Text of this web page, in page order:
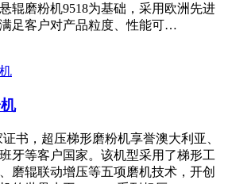
辊磨粉机9518为基础，采用欧洲先进
足客户对产品粒度、性能可…
书，超压梯形磨粉机享誉澳大利亚、
牙等客户国家。该机型采用了梯形工
磨辊联动增压等五项磨机技术，开创